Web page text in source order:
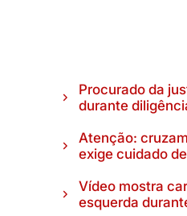
Procurado da
durante
Atenção:
exige cuidado
Vídeo mostra
esquerda